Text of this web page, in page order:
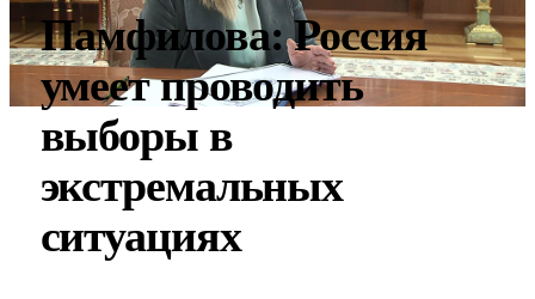
Памфилова: Россия
умеет проводить
выборы в
экстремальных
ситуациях